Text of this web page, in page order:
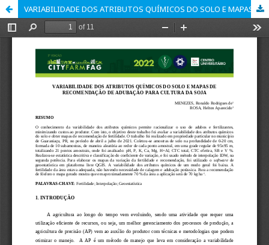
VARIABILIDADE DOS ATRIBUTOS QUÍMICOS DO SOLO E MAPAS DE RECOMENDAÇÃO DE ADUBAÇÃO PARA CULTURA DA SOJA